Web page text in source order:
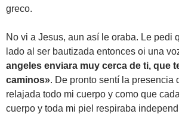
greco.
No vi a Jesus, aun así le oraba. Le pedi
lado al ser bautizada entonces oi una
angeles enviara muy cerca de ti, que
caminos». De pronto sentí la presencia
relajada todo mi cuerpo y como que
cuerpo y toda mi piel respiraba